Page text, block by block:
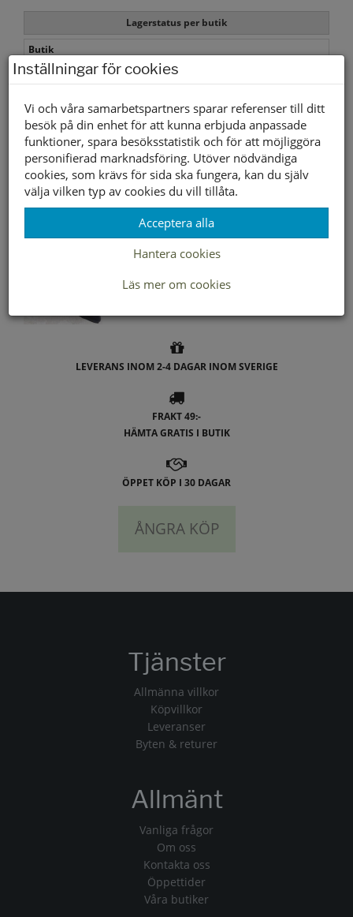
Lagerstatus per butik
Butik
Borlänge
Andra färger
- Duffy
- Duffy
LEVERANS INOM 2-4 DAGAR INOM SVERIGE
FRAKT 49:-
HÄMTA GRATIS I BUTIK
ÖPPET KÖP I 30 DAGAR
ÅNGRA KÖP
Inställningar för cookies
Vi och våra samarbetspartners sparar referenser till ditt
besök på din enhet för att kunna erbjuda anpassade
funktioner, spara besöksstatistik och för att möjliggöra
personifierad marknadsföring. Utöver nödvändiga
cookies, som krävs för sida ska fungera, kan du själv
välja vilken typ av cookies du vill tillåta.
Acceptera alla
Hantera cookies
Läs mer om cookies
Tjänster
Allmänna villkor
Köpvillkor
Leveranser
Byten & returer
Allmänt
Vanliga frågor
Om oss
Kontakta oss
Öppettider
Våra butiker